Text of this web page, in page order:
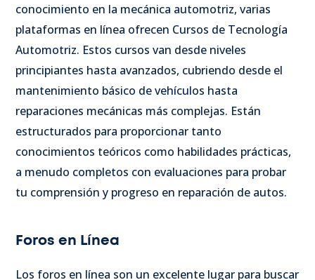
conocimiento en la mecánica automotriz, varias
plataformas en línea ofrecen Cursos de Tecnología
Automotriz. Estos cursos van desde niveles
principiantes hasta avanzados, cubriendo desde el
mantenimiento básico de vehículos hasta
reparaciones mecánicas más complejas. Están
estructurados para proporcionar tanto
conocimientos teóricos como habilidades prácticas,
a menudo completos con evaluaciones para probar
tu comprensión y progreso en reparación de autos.
Foros en Línea
Los foros en línea son un excelente lugar para buscar